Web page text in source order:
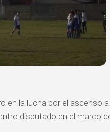
en la lucha por el ascenso
disputado en el marco